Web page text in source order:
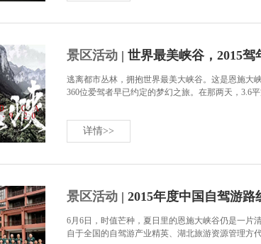
景区活动 | 世界最美峡谷，2015驾
逃离都市丛林，拥抱世界最美大峡谷。这是恩施大
360位爱驾者早已约定的梦幻之旅。在那两天，3.6
详情>>
景区活动 | 2015年度中国自驾游
6月6日，时值芒种，夏日里的恩施大峡谷仍是一片
自于全国的自驾游产业精英、湖北旅游资源管理方